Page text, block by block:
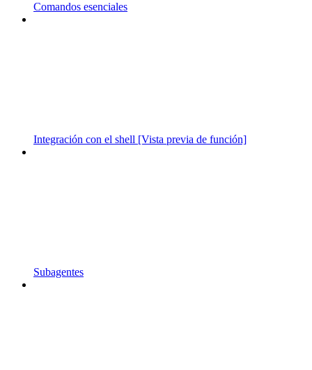
Comandos esenciales
Integración con el shell [Vista previa de función]
Subagentes